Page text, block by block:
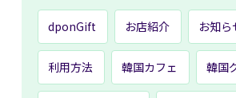
dponGift お店紹介 お知ら
利用方法 韓国カフェ 韓国